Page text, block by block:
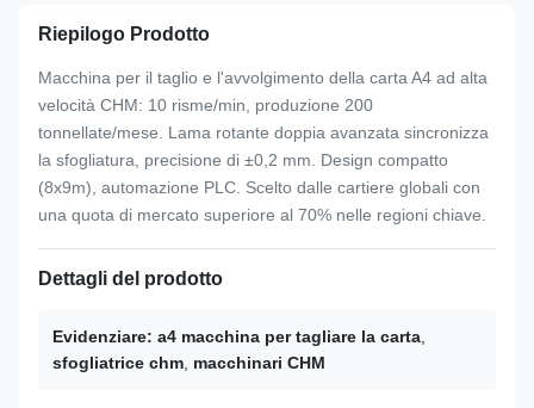
Riepilogo Prodotto
Macchina per il taglio e l'avvolgimento della carta A4 ad alta
velocità CHM: 10 risme/min, produzione 200
tonnellate/mese. Lama rotante doppia avanzata sincronizza
la sfogliatura, precisione di ±0,2 mm. Design compatto
(8x9m), automazione PLC. Scelto dalle cartiere globali con
una quota di mercato superiore al 70% nelle regioni chiave.
Dettagli del prodotto
Evidenziare: a4 macchina per tagliare la carta
sfogliatrice chm macchinari CHM